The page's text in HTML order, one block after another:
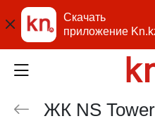
Скачать
приложение
ЖК NS